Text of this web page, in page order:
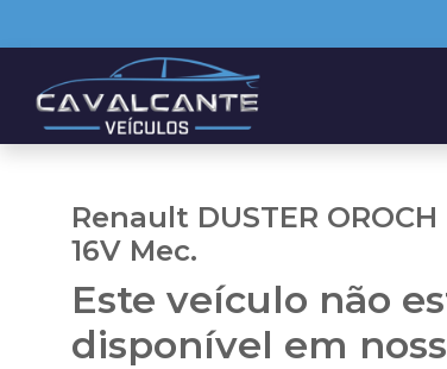
Renault DUSTER
16V Mec.
Este veículo não
disponível em